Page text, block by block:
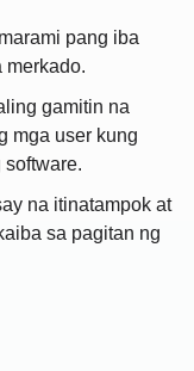
pang iba
merkado.
gamitin na
mga user kung
na itinatampok at
sa pagitan ng